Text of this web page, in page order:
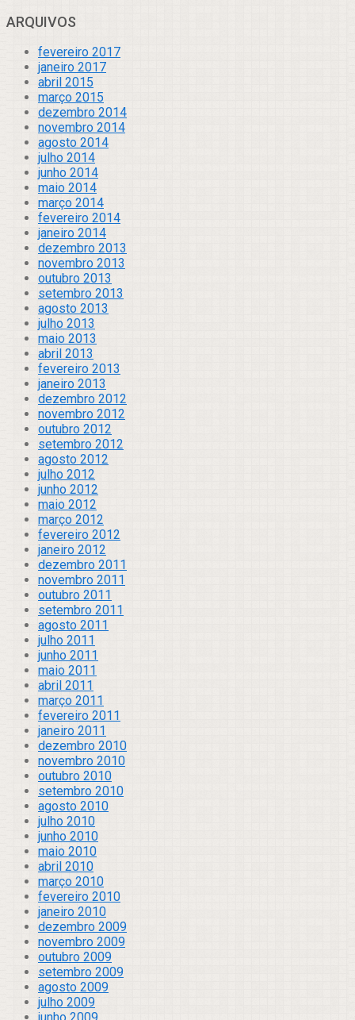
ARQUIVOS
fevereiro 2017
janeiro 2017
abril 2015
março 2015
dezembro 2014
novembro 2014
agosto 2014
julho 2014
junho 2014
maio 2014
março 2014
fevereiro 2014
janeiro 2014
dezembro 2013
novembro 2013
outubro 2013
setembro 2013
agosto 2013
julho 2013
maio 2013
abril 2013
fevereiro 2013
janeiro 2013
dezembro 2012
novembro 2012
outubro 2012
setembro 2012
agosto 2012
julho 2012
junho 2012
maio 2012
março 2012
fevereiro 2012
janeiro 2012
dezembro 2011
novembro 2011
outubro 2011
setembro 2011
agosto 2011
julho 2011
junho 2011
maio 2011
abril 2011
março 2011
fevereiro 2011
janeiro 2011
dezembro 2010
novembro 2010
outubro 2010
setembro 2010
agosto 2010
julho 2010
junho 2010
maio 2010
abril 2010
março 2010
fevereiro 2010
janeiro 2010
dezembro 2009
novembro 2009
outubro 2009
setembro 2009
agosto 2009
julho 2009